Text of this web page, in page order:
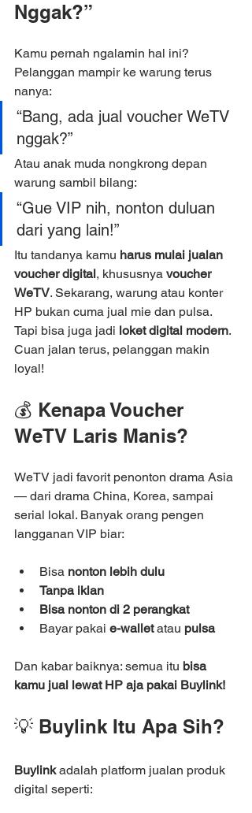
Nggak?”
Kamu pernah ngalamin hal ini?
Pelanggan mampir ke warung terus
nanya:
“Bang, ada jual voucher WeTV
nggak?”
Atau anak muda nongkrong depan
warung sambil bilang:
“Gue VIP nih, nonton duluan
dari yang lain!”
Itu tandanya kamu harus mulai jualan
voucher digital, khususnya voucher
WeTV. Sekarang, warung atau konter
HP bukan cuma jual mie dan pulsa.
Tapi bisa juga jadi loket digital modern.
Cuan jalan terus, pelanggan makin
loyal!
💰 Kenapa Voucher
WeTV Laris Manis?
WeTV jadi favorit penonton drama Asia
— dari drama China, Korea, sampai
serial lokal. Banyak orang pengen
langganan VIP biar:
Bisa nonton lebih dulu
Tanpa iklan
Bisa nonton di 2 perangkat
Bayar pakai e-wallet atau pulsa
Dan kabar baiknya: semua itu bisa
kamu jual lewat HP aja pakai Buylink!
💡 Buylink Itu Apa Sih?
Buylink adalah platform jualan produk
digital seperti: